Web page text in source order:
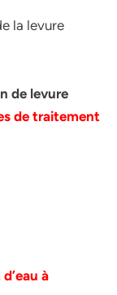
la levure
de levure
de traitement
à